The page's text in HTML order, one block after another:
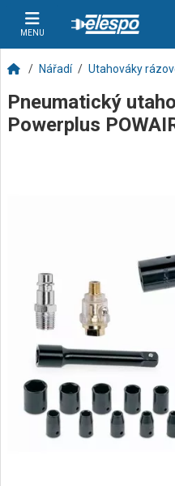
MENU
Nářadí Utahováky
Pneumatický
Powerplus